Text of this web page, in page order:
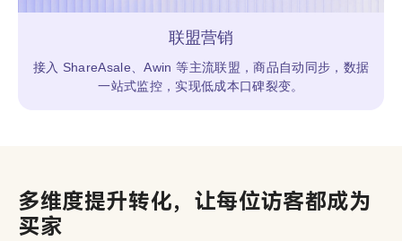
联盟营销
接入 ShareAsale、Awin 等主流联盟，商品自动同步，数据
一站式监控，实现低成本口碑裂变。
多维度提升转化，让每位访客都成为
买家